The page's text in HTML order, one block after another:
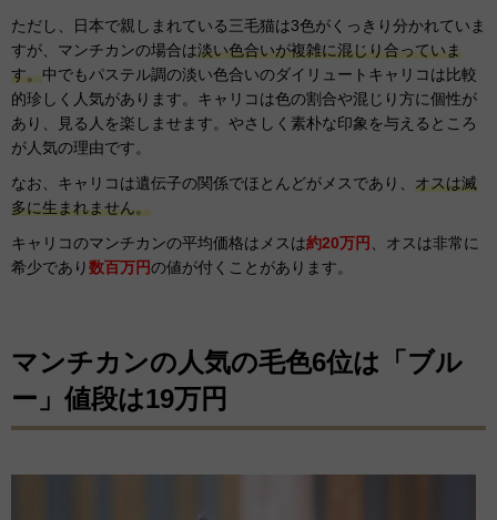
ただし、日本で親しまれている三毛猫は3色がくっきり分かれていま
すが、マンチカンの場合は淡い色合いが複雑に混じり合っていま
す。中でもパステル調の淡い色合いのダイリュートキャリコは比較
的珍しく人気があります。キャリコは色の割合や混じり方に個性が
あり、見る人を楽しませます。やさしく素朴な印象を与えるところ
が人気の理由です。
なお、キャリコは遺伝子の関係でほとんどがメスであり、 オスは滅
多に生まれません。
キャリコのマンチカンの平均価格はメスは約20万円
、オスは非常に
希少であり数百万円の値が付くことがあります。
マンチカンの人気の毛色6位は「ブル
ー」値段は19万円